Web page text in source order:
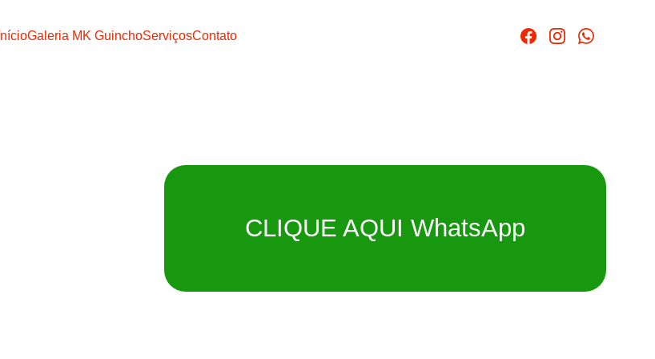
InícioGaleria MK GuinchoServiçosContato
CLIQUE AQUI WhatsApp